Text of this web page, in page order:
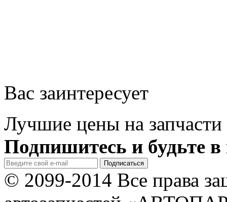
Вас заинтересует
Лучшие цены на запчасти
Подпишитесь и будьте в
© 2099-2014 Все права